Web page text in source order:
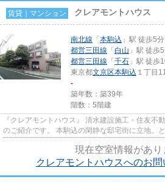
賃貸｜マンション クレアモントハウス
南北線 「 本駒込 」駅 徒歩5分
都営三田線 「 白山 」駅 徒歩
都営三田線 「 千石 」駅 徒歩
東京都文京区本駒込 １丁目
-
築年数：築39年
階数：5階建
『クレアモントハウス』 清水建設施工・住友不
のご紹介です。 本駒込の閑静な邸宅街に立地。
現在空室情報があり
クレアモントハウスへのお